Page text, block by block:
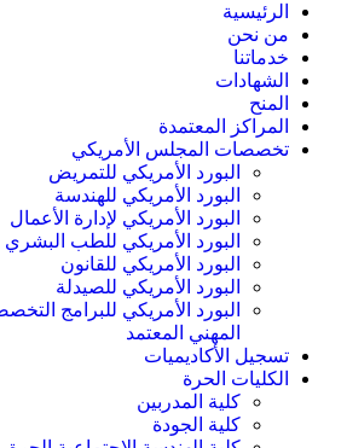
الرئيسية
من نحن
خدماتنا
الشهادات
المنح
المراكز المعتمدة
تخصصات المجلس الأمريكي
البورد الأمريكي للتمريض
البورد الأمريكي للهندسة
البورد الأمريكي لإدارة الأعمال
البورد الأمريكي للطب البشري
البورد الأمريكي للقانون
البورد الأمريكي للصيدلة
البورد الأمريكي للبرامج
المهني المعتمد
تسجيل الأكاديميات
الكليات الحرة
كلية المدربين
كلية الجودة